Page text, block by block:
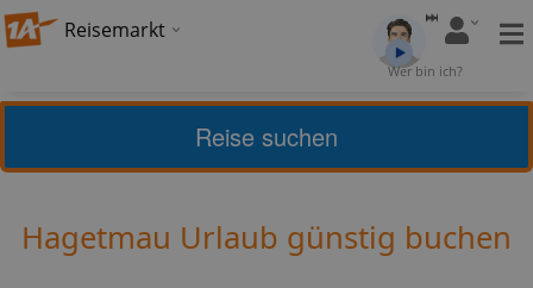
Reisemarkt
Wer bin ich?
Frankreich Hagetmau
4,11(28) Bewerten
Hagetmau Urlaub günstig buchen
Reise suchen